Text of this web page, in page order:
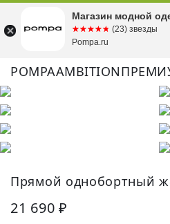
POMPAAMBITION
КУПИТЬ ОБРАЗ
Прямой однобортный
21 690 ₽
Магазин модной
☆☆☆☆☆
★★★★★ (23) звезды
Pompa.ru